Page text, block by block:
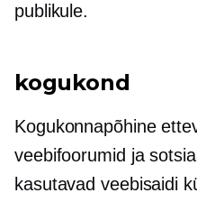
publikule.
kogukond
Kogukonnapõhine
veebifoorumid ja
kasutavad veebisaidi